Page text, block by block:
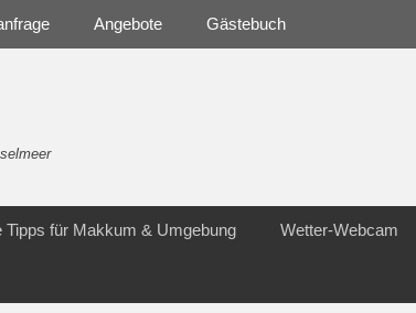
Angebote Gästebuch
für Makkum & Umgebung Wetter-Webcam